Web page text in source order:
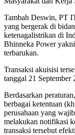
Tambah Deswin, PT
yang bergerak di
ketenagalistrikan di
Bhinneka Power
terbarukan.
Transaksi akuisisi
tanggal 21 September
Berdasarkan
berbagai ketentuan
perusahaan yang
melakukan notifikasi
transaksi tersebut